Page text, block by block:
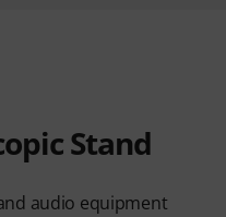
Stand
audio equipment